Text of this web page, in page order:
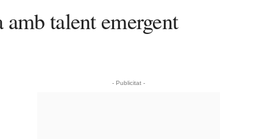
talent emergent
- Publicitat -